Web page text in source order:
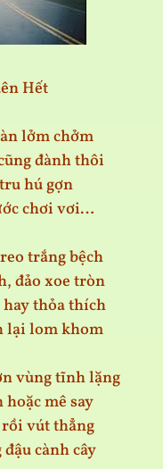
Hết
lởm chởm
đành thôi
hú gợn
chơi vơi…
trắng bệch
đảo xoe tròn
thỏa thích
lại lom khom
vùng tĩnh lặng
mê say
rồi vút thẳng
cành cây